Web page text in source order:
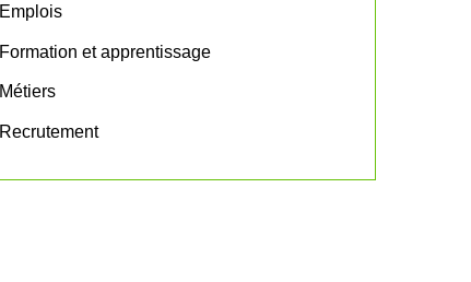
Emplois
Formation et apprentissage
Métiers
Recrutement